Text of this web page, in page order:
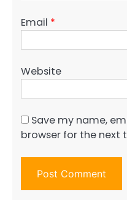
Email *
Website
Save my name,
browser for the next